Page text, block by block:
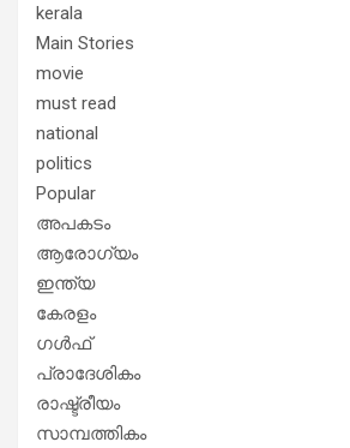
kerala
Main Stories
movie
must read
national
politics
Popular
അപകടം
ആരോഗ്യം
ഇന്ത്യ
കേരളം
ഗൾഫ്
പ്രാദേശികം
രാഷ്ട്രീയം
സാമ്പത്തികം